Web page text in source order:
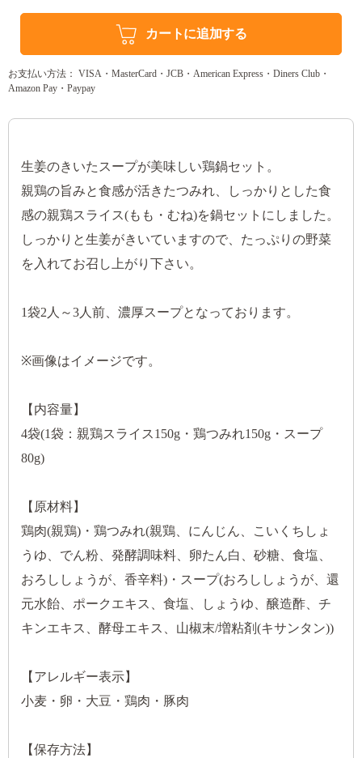
カートに追加する
お支払い方法： VISA・MasterCard・JCB・American Express・Diners Club・
Amazon Pay・Paypay
生姜のきいたスープが美味しい鶏鍋セット。
親鶏の旨みと食感が活きたつみれ、しっかりとした食
感の親鶏スライス(もも・むね)を鍋セットにしました。
しっかりと生姜がきいていますので、たっぷりの野菜
を入れてお召し上がり下さい。
1袋2人～3人前、濃厚スープとなっております。
※画像はイメージです。
【内容量】
4袋(1袋：親鶏スライス150g・鶏つみれ150g・スープ
80g)
【原材料】
鶏肉(親鶏)・鶏つみれ(親鶏、にんじん、こいくちしょ
うゆ、でん粉、発酵調味料、卵たん白、砂糖、食塩、
おろししょうが、香辛料)・スープ(おろししょうが、還
元水飴、ポークエキス、食塩、しょうゆ、醸造酢、チ
キンエキス、酵母エキス、山椒末/増粘剤(キサンタン))
【アレルギー表示】
小麦・卵・大豆・鶏肉・豚肉
【保存方法】